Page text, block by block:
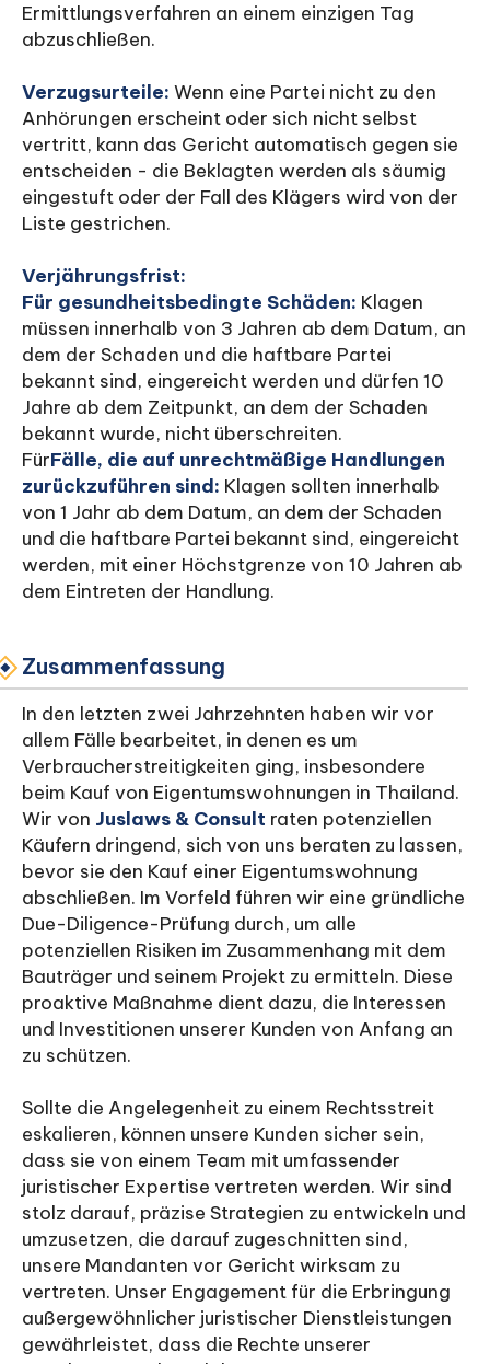
Ermittlungsverfahren an einem einzigen Tag
abzuschließen.
‍Verzugsurteile: Wenn eine Partei nicht zu den
Anhörungen erscheint oder sich nicht selbst
vertritt, kann das Gericht automatisch gegen sie
entscheiden - die Beklagten werden als säumig
eingestuft oder der Fall des Klägers wird von der
Liste gestrichen.
‍Verjährungsfrist:
Für gesundheitsbedingte Schäden: Klagen
müssen innerhalb von 3 Jahren ab dem Datum, an
dem der Schaden und die haftbare Partei
bekannt sind, eingereicht werden und dürfen 10
Jahre ab dem Zeitpunkt, an dem der Schaden
bekannt wurde, nicht überschreiten.
‍FürFälle, die auf unrechtmäßige Handlungen
zurückzuführen sind: Klagen sollten innerhalb
von 1 Jahr ab dem Datum, an dem der Schaden
und die haftbare Partei bekannt sind, eingereicht
werden, mit einer Höchstgrenze von 10 Jahren ab
dem Eintreten der Handlung.
Zusammenfassung
In den letzten zwei Jahrzehnten haben wir vor
allem Fälle bearbeitet, in denen es um
Verbraucherstreitigkeiten ging, insbesondere
beim Kauf von Eigentumswohnungen in Thailand.
Wir von Juslaws & Consult raten potenziellen
Käufern dringend, sich von uns beraten zu lassen,
bevor sie den Kauf einer Eigentumswohnung
abschließen. Im Vorfeld führen wir eine gründliche
Due-Diligence-Prüfung durch, um alle
potenziellen Risiken im Zusammenhang mit dem
Bauträger und seinem Projekt zu ermitteln. Diese
proaktive Maßnahme dient dazu, die Interessen
und Investitionen unserer Kunden von Anfang an
zu schützen.
Sollte die Angelegenheit zu einem Rechtsstreit
eskalieren, können unsere Kunden sicher sein,
dass sie von einem Team mit umfassender
juristischer Expertise vertreten werden. Wir sind
stolz darauf, präzise Strategien zu entwickeln und
umzusetzen, die darauf zugeschnitten sind,
unsere Mandanten vor Gericht wirksam zu
vertreten. Unser Engagement für die Erbringung
außergewöhnlicher juristischer Dienstleistungen
gewährleistet, dass die Rechte unserer